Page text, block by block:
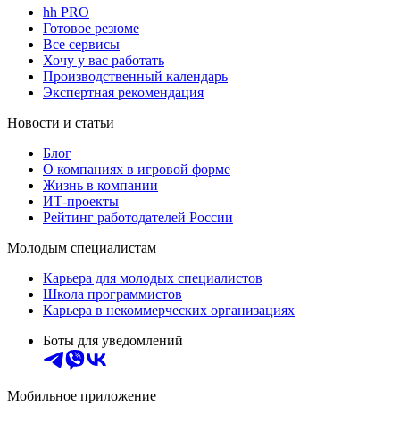
hh PRO
Готовое резюме
Все сервисы
Хочу у вас работать
Производственный календарь
Экспертная рекомендация
Новости и статьи
Блог
О компаниях в игровой форме
Жизнь в компании
ИТ-проекты
Рейтинг работодателей России
Молодым специалистам
Карьера для молодых специалистов
Школа программистов
Карьера в некоммерческих организациях
Боты для уведомлений
Мобильное приложение